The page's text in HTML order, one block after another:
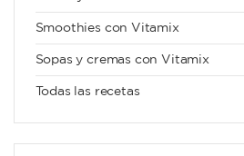
Smoothies con Vitamix
Sopas y cremas con Vitamix
Todas las recetas